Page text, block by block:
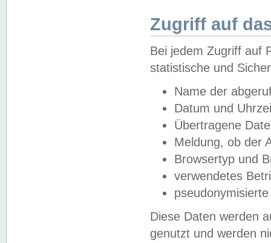
Zugriff auf
Bei jedem Zugriff auf
statistische und
Name der
Datum und
Übertragene
Meldung, ob der
Browsertyp und
verwendetes
Diese Daten werden
genutzt und werden